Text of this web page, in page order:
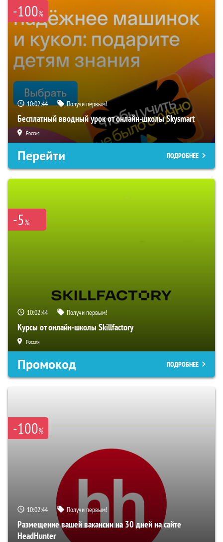
-100%
10:02:43 Получи первым!
Бесплатный вводный урок от онлайн-школы Skysmart
Россия
Перейти ПОДРОБНЕЕ
-5%
10:02:43 Получи первым!
Курсы от онлайн-школы Skillfactory
Россия
Промокод ПОДРОБНЕЕ
-100%
10:02:43 Получи первым!
Размещение вашей вакансии на 30 дней на сайте
HeadHunter